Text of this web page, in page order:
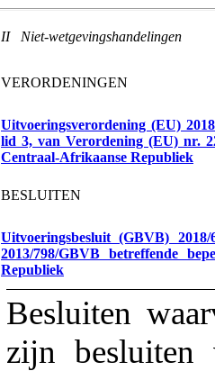
II Niet-wetgevingshandelingen
VERORDENINGEN
Uitvoeringsverordening (EU)
lid 3, van Verordening (EU) nr.
Centraal-Afrikaanse Republiek
BESLUITEN
Uitvoeringsbesluit (GBVB)
2013/798/GBVB betreffende
Republiek
Besluiten
zijn besluiten